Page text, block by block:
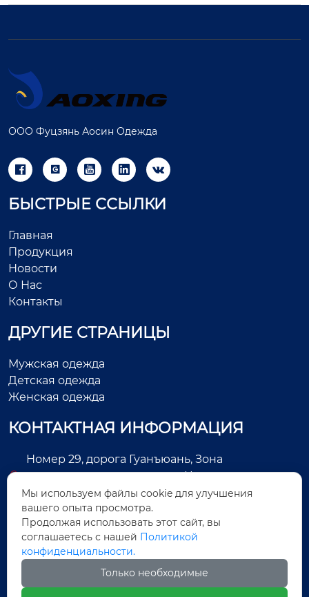
ООО Фуцзянь Аосин Одежда
    
БЫСТРЫЕ ССЫЛКИ
Главная
Продукция
Новости
О Нас
Контакты
ДРУГИЕ СТРАНИЦЫ
Мужская одежда
Детская одежда
Женская одежда
КОНТАКТНАЯ ИНФОРМАЦИЯ
Номер 29, дорога Гуанъюань, Зона
экономического развития, Цзиньцзян, город
Цюаньчжоу, провинция Фуцзянь, Китай
+86-13505025552
Legas@aoxing.com.cn
+8613505025552
Мы используем файлы cookie для улучшения
вашего опыта просмотра.
Продолжая использовать этот сайт, вы
соглашаетесь с нашей Политикой
конфиденциальности.
Только необходимые